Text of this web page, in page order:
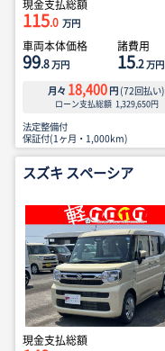
現金支払総額
115.0 万円
車両本体価格
99.8万円
諸費用
15.2万円
月々 18,400 円 (72回払い)
ローン支払総額 1,329,650円
法定整備付
保証付(1ヶ月・1,000km)
スズキ スペーシア
現金支払総額